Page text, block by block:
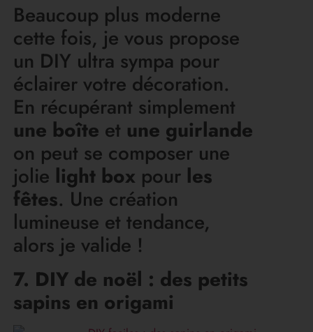
Beaucoup plus moderne
cette fois, je vous propose
un DIY ultra sympa pour
éclairer votre décoration.
En récupérant simplement
une boîte et une guirlande
on peut se composer une
jolie light box pour les
fêtes. Une création
lumineuse et tendance,
alors je valide !
7. DIY de noël : des petits
sapins en origami